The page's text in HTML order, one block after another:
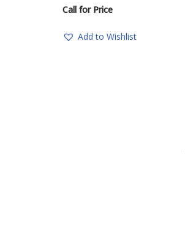
Call for Price
Add to Wishlist